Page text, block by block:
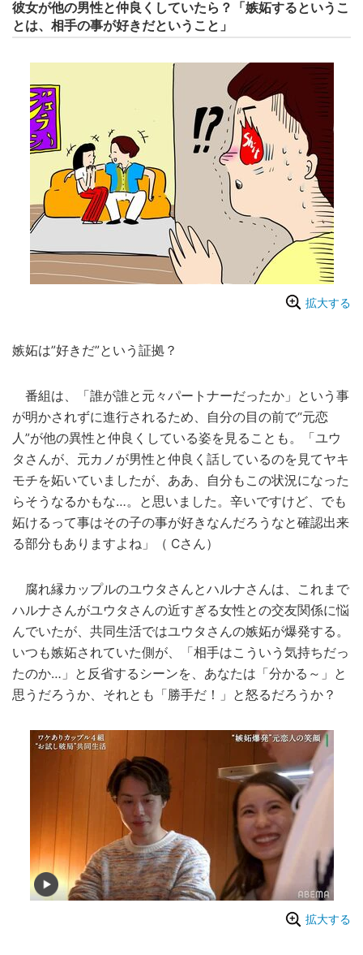
彼女が他の男性と仲良くしていたら？「嫉妬するというこ
とは、相手の事が好きだということ」
拡大する
嫉妬は”好きだ”という証拠？
番組は、「誰が誰と元々パートナーだったか」という事
が明かされずに進行されるため、自分の目の前で“元恋
人”が他の異性と仲良くしている姿を見ることも。「ユウ
タさんが、元カノが男性と仲良く話しているのを見てヤキ
モチを妬いていましたが、ああ、自分もこの状況になった
らそうなるかもな…。と思いました。辛いですけど、でも
妬けるって事はその子の事が好きなんだろうなと確認出来
る部分もありますよね」（ Cさん）
腐れ縁カップルのユウタさんとハルナさんは、これまで
ハルナさんがユウタさんの近すぎる女性との交友関係に悩
んでいたが、共同生活ではユウタさんの嫉妬が爆発する。
いつも嫉妬されていた側が、「相手はこういう気持ちだっ
たのか…」と反省するシーンを、あなたは「分かる～」と
思うだろうか、それとも「勝手だ！」と怒るだろうか？
拡大する